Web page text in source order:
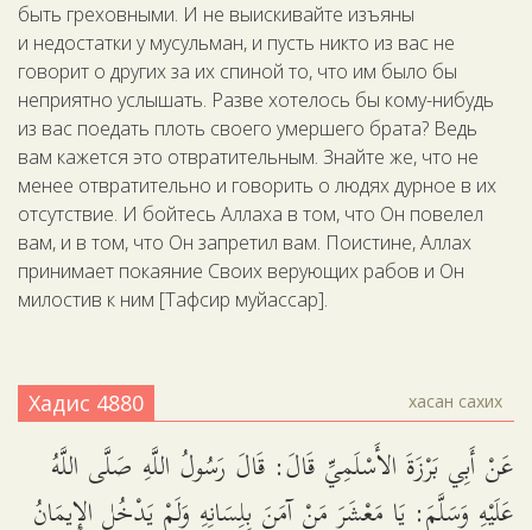
быть греховными. И не выискивайте изъяны
и недостатки у мусульман, и пусть никто из вас не
говорит о других за их спиной то, что им было бы
неприятно услышать. Разве хотелось бы кому-нибудь
из вас поедать плоть своего умершего брата? Ведь
вам кажется это отвратительным. Знайте же, что не
менее отвратительно и говорить о людях дурное в их
отсутствие. И бойтесь Аллаха в том, что Он повелел
вам, и в том, что Он запретил вам. Поистине, Аллах
принимает покаяние Своих верующих рабов и Он
милостив к ним [Тафсир муйассар].
Хадис 4880 хасан сахих
عَنْ أَبِي بَرْزَةَ الأَسْلَمِيِّ قَالَ: قَالَ رَسُولُ اللَّهِ صَلَّى اللَّهُ
عَلَيْهِ وَسَلَّمَ: يَا مَعْشَرَ مَنْ آمَنَ بِلِسَانِهِ وَلَمْ يَدْخُلِ الإِيمَانُ